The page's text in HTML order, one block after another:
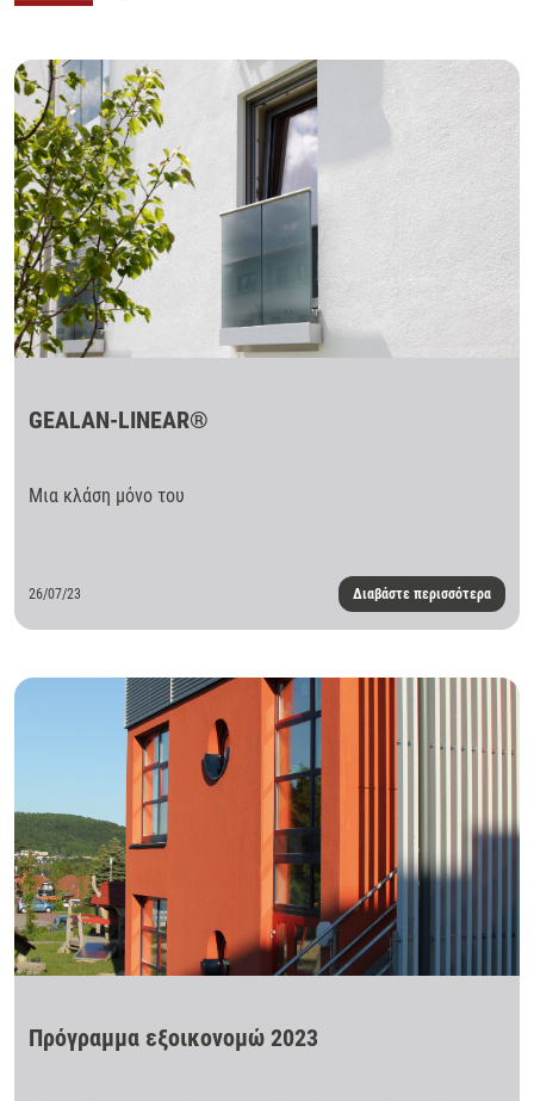
GEALAN-LINEAR®
Μια κλάση μόνο του
26/07/23 Διαβάστε περισσότερα
Πρόγραμμα εξοικονομώ 2023